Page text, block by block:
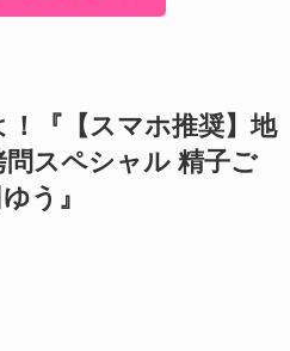
『【スマホ推奨】地
スペシャル 精子ご
う』